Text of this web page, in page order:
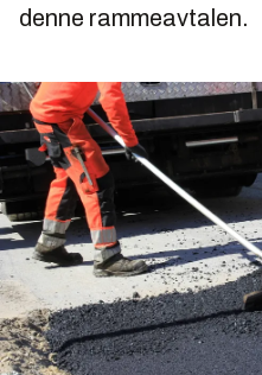
denne rammeavtalen.